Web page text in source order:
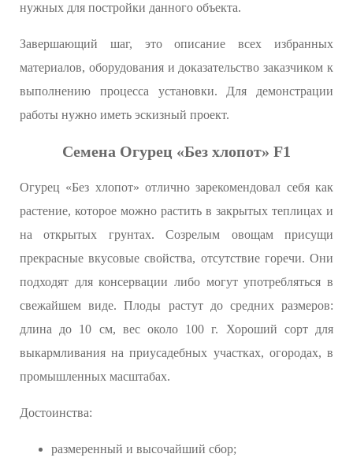
нужных для постройки данного объекта.
Завершающий шаг, это описание всех избранных
материалов, оборудования и доказательство заказчиком к
выполнению процесса установки. Для демонстрации
работы нужно иметь эскизный проект.
Семена Огурец «Без хлопот» F1
Огурец «Без хлопот» отлично зарекомендовал себя как
растение, которое можно растить в закрытых теплицах и
на открытых грунтах. Созрелым овощам присущи
прекрасные вкусовые свойства, отсутствие горечи. Они
подходят для консервации либо могут употребляться в
свежайшем виде. Плоды растут до средних размеров:
длина до 10 см, вес около 100 г. Хороший сорт для
выкармливания на приусадебных участках, огородах, в
промышленных масштабах.
Достоинства:
размеренный и высочайший сбор;